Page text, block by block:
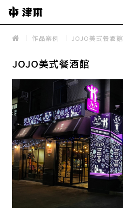
作品案例 JOJO美式餐酒館
JOJO美式餐酒館